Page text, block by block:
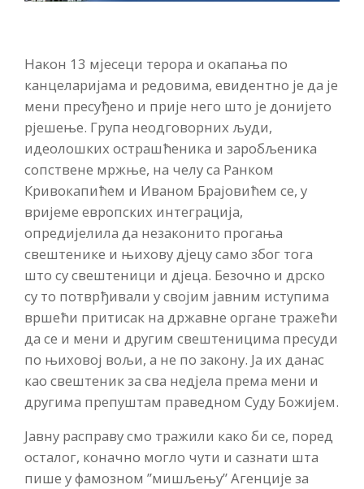
Након 13 мјесеци терора и окапања по
канцеларијама и редовима, евидентно је да је
мени пресуђено и прије него што је донијето
рјешење. Група неодговорних људи,
идеолошких острашћеника и заробљеника
сопствене мржње, на челу са Ранком
Кривокапићем и Иваном Брајовићем се, у
вријеме европских интеграција,
опредијелила да незаконито прогања
свештенике и њихову дјецу само због тога
што су свештеници и дјеца. Безочно и дрско
су то потврђивали у својим јавним иступима
вршећи притисак на државне органе тражећи
да се и мени и другим свештеницима пресуди
по њиховој вољи, а не по закону. Ја их данас
као свештеник за сва недјела према мени и
другима препуштам праведном Суду Божијем.
Јавну расправу смо тражили како би се, поред
осталог, коначно могло чути и сазнати шта
пише у фамозном ”мишљењу” Агенције за